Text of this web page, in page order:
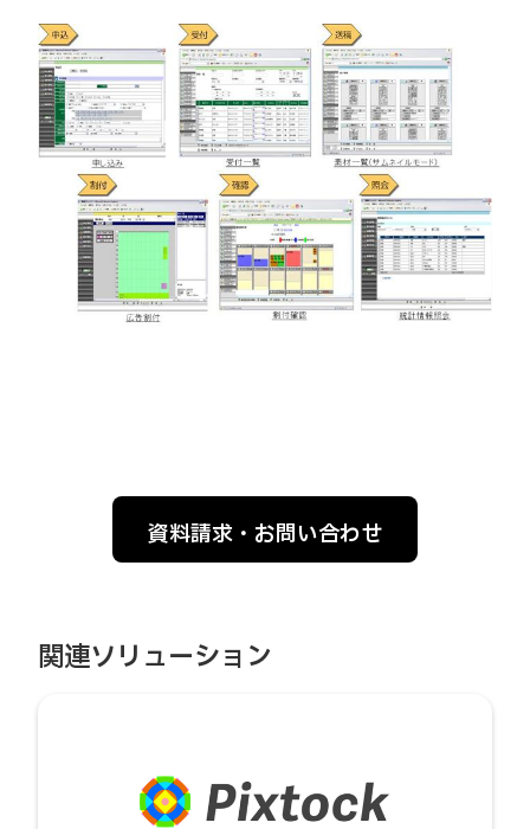
資料請求・お問い合わせ
関連ソリューション